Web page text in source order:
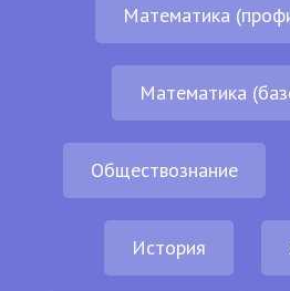
Математика
Математика
Обществознание
История